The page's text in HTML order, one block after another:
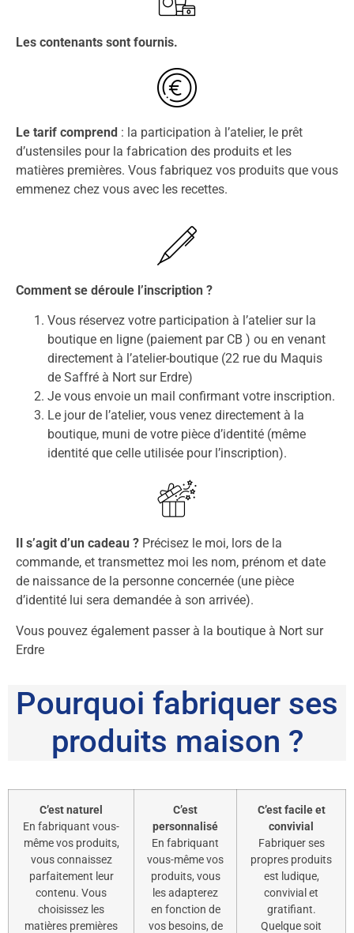
Les contenants sont fournis.
Le tarif comprend : la participation à l’atelier, le prêt
d’ustensiles pour la fabrication des produits et les
matières premières. Vous fabriquez vos produits que vous
emmenez chez vous avec les recettes.
Comment se déroule l’inscription ?
Vous réservez votre participation à l’atelier sur la
boutique en ligne (paiement par CB ) ou en venant
directement à l’atelier-boutique (22 rue du Maquis
de Saffré à Nort sur Erdre)
Je vous envoie un mail confirmant votre inscription.
Le jour de l’atelier, vous venez directement à la
boutique, muni de votre pièce d’identité (même
identité que celle utilisée pour l’inscription).
Il s’agit d’un cadeau ? Précisez le moi, lors de la
commande, et transmettez moi les nom, prénom et date
de naissance de la personne concernée (une pièce
d’identité lui sera demandée à son arrivée).
Vous pouvez également passer à la boutique à Nort sur
Erdre
Pourquoi fabriquer ses
produits maison ?
C’est naturel
En fabriquant vous-
même vos produits,
vous connaissez
parfaitement leur
contenu. Vous
choisissez les
matières premières
C’est
personnalisé
En fabriquant
vous-même vos
produits, vous
les adapterez
en fonction de
vos besoins, de
C’est facile et
convivial
Fabriquer ses
propres produits
est ludique,
convivial et
gratifiant.
Quelque soit